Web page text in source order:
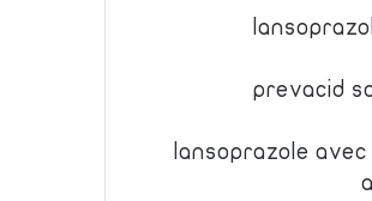
prevacid
lansoprazole